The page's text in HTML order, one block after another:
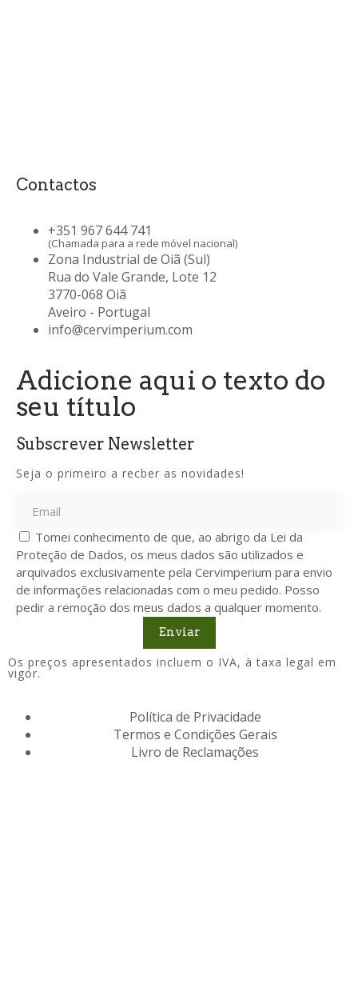
Contactos
+351 967 644 741
(Chamada para a rede móvel nacional)
Zona Industrial de Oiã (Sul)
Rua do Vale Grande, Lote 12
3770-068 Oiã
Aveiro - Portugal
info@cervimperium.com
Adicione aqui o texto do
seu título
Subscrever Newsletter
Seja o primeiro a recber as novidades!
Tomei conhecimento de que, ao abrigo da Lei da
Proteção de Dados, os meus dados são utilizados e
arquivados exclusivamente pela Cervimperium para envio
de informações relacionadas com o meu pedido. Posso
pedir a remoção dos meus dados a qualquer momento.
Enviar
Os preços apresentados incluem o IVA, à taxa legal em
vigor.
Política de Privacidade
Termos e Condições Gerais
Livro de Reclamações